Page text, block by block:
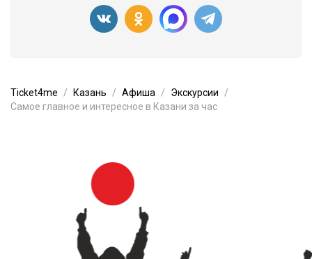
Ticket4me Казань Афиша
Экскурсии
Самое главное и интересное в Казани за час